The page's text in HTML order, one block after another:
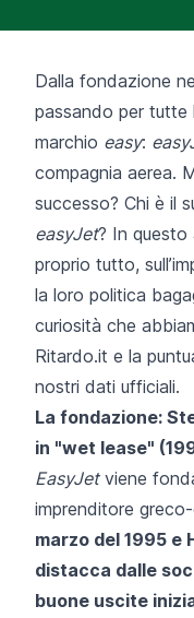
Dalla fondazione
passando per tutte
marchio easy:
compagnia aerea.
successo? Chi è il
easyJet? In
proprio tutto,
la loro politica
curiosità che
Ritardo.it e la
nostri dati ufficiali.
La fondazione:
in "wet lease"
EasyJetviene
imprenditore
marzo del 1995 e
distacca dalle
buone uscite